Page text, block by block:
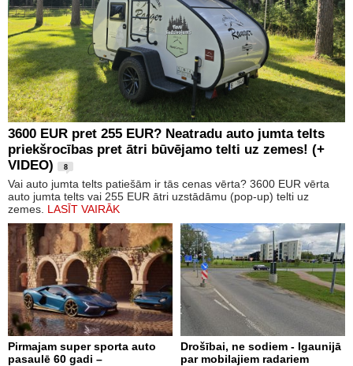
3600 EUR pret 255 EUR? Neatradu auto jumta telts
priekšrocības pret ātri būvējamo telti uz zemes! (+
VIDEO)
8
Vai auto jumta telts patiešām ir tās cenas vērta? 3600 EUR vērta
auto jumta telts vai 255 EUR ātri uzstādāmu (pop-up) telti uz
zemes. LASĪT VAIRĀK
Pirmajam super sporta auto
pasaulē 60 gadi –
Drošībai, ne sodiem - Igaunijā
par mobilajiem radariem